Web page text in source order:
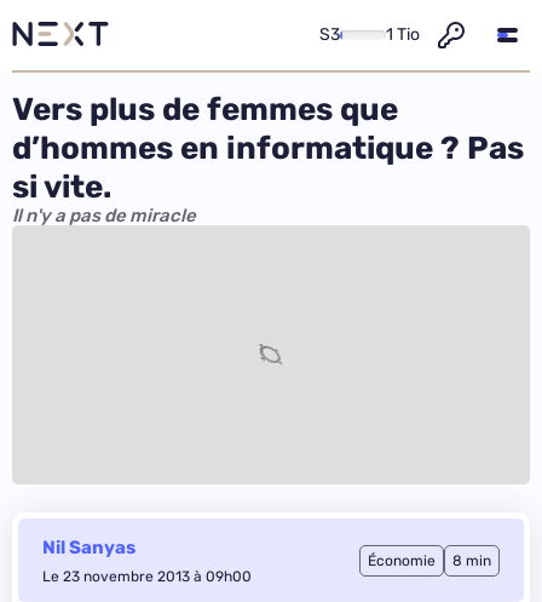
S3 1 Tio
Vers plus de femmes que
d’hommes en informatique ? Pas
si vite.
Il n'y a pas de miracle
Nil Sanyas
Le 23 novembre 2013 à 09h00
Économie 8 min